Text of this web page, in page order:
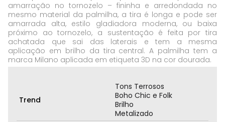
amarração no tornozelo – fininha e arredondada no
mesmo material da palmilha, a tira é longa e pode ser
amarrada alta, estilo gladiadora moderna, ou baixa
próximo ao tornozelo, a sustentação é feita por tira
achatada que sai das laterais e tem a mesma
aplicação em brilho da tira central. A palmilha tem a
marca Milano aplicada em etiqueta 3D na cor dourada.
Trend
Tons Terrosos
Boho Chic e Folk
Brilho
Metalizado